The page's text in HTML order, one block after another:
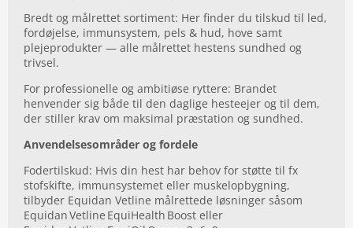
Bredt og målrettet sortiment: Her finder du tilskud til led,
fordøjelse, immunsystem, pels & hud, hove samt
plejeprodukter — alle målrettet hestens sundhed og
trivsel.
For professionelle og ambitiøse ryttere: Brandet
henvender sig både til den daglige hesteejer og til dem,
der stiller krav om maksimal præstation og sundhed.
Anvendelsesområder og fordele
Fodertilskud: Hvis din hest har behov for støtte til fx
stofskifte, immunsystemet eller muskelopbygning,
tilbyder Equidan Vetline målrettede løsninger såsom
Equidan Vetline EquiHealth Boost eller